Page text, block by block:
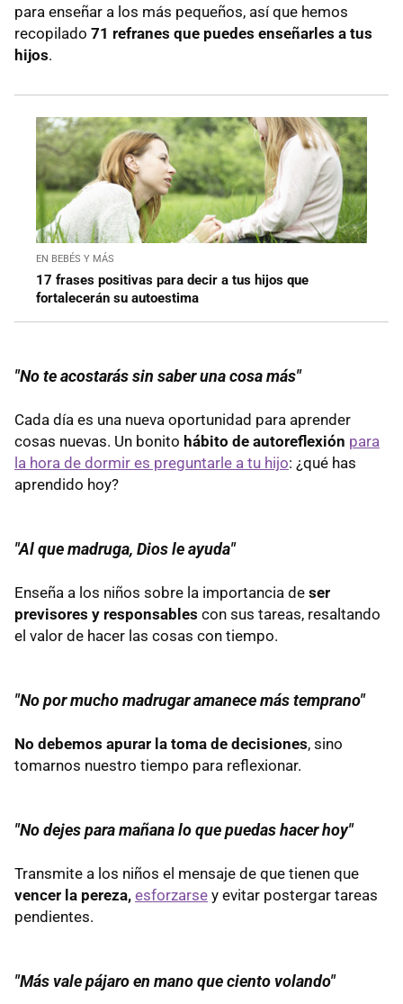
para enseñar a los más pequeños, así que hemos
recopilado 71 refranes que puedes enseñarles a tus
hijos.
EN BEBÉS Y MÁS
17 frases positivas para decir a tus hijos que
fortalecerán su autoestima
"No te acostarás sin saber una cosa más"
Cada día es una nueva oportunidad para aprender
cosas nuevas. Un bonito hábito de autoreflexión para
la hora de dormir es preguntarle a tu hijo: ¿qué has
aprendido hoy?
"Al que madruga, Dios le ayuda"
Enseña a los niños sobre la importancia de ser
previsores y responsables con sus tareas, resaltando
el valor de hacer las cosas con tiempo.
"No por mucho madrugar amanece más temprano"
No debemos apurar la toma de decisiones, sino
tomarnos nuestro tiempo para reflexionar.
"No dejes para mañana lo que puedas hacer hoy"
Transmite a los niños el mensaje de que tienen que
vencer la pereza, esforzarse y evitar postergar tareas
pendientes.
"Más vale pájaro en mano que ciento volando"